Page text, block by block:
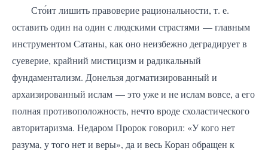
Сто́ит лишить правоверие рациональности, т. е.
оставить один на один с людскими страстями — главным
инструментом Сатаны, как оно неизбежно деградирует в
суеверие, крайний мистицизм и радикальный
фундаментализм. Донельзя догматизированный и
архаизированный ислам — это уже и не ислам вовсе, а его
полная противоположность, нечто вроде схоластического
авторитаризма. Недаром Пророк говорил: «У кого нет
разума, у того нет и веры», да и весь Коран обращен к